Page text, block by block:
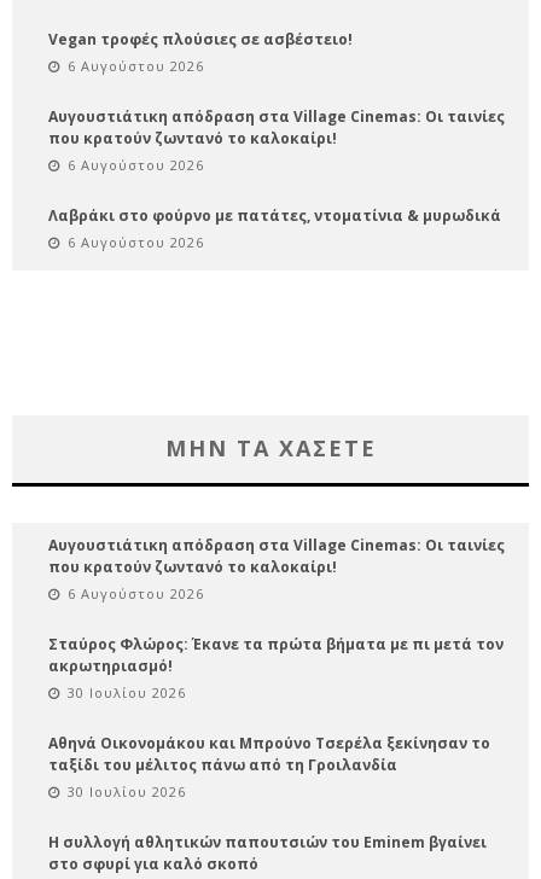
Vegan τροφές πλούσιες σε ασβέστειο!
6 Αυγούστου 2026
Αυγουστιάτικη απόδραση στα Village Cinemas: Οι ταινίες
που κρατούν ζωντανό το καλοκαίρι!
6 Αυγούστου 2026
Λαβράκι στο φούρνο με πατάτες, ντοματίνια & μυρωδικά
6 Αυγούστου 2026
ΜΗΝ ΤΑ ΧΑΣΕΤΕ
Αυγουστιάτικη απόδραση στα Village Cinemas: Οι ταινίες
που κρατούν ζωντανό το καλοκαίρι!
6 Αυγούστου 2026
Σταύρος Φλώρος: Έκανε τα πρώτα βήματα με πι μετά τον
ακρωτηριασμό!
30 Ιουλίου 2026
Αθηνά Οικονομάκου και Μπρούνο Τσερέλα ξεκίνησαν το
ταξίδι του μέλιτος πάνω από τη Γροιλανδία
30 Ιουλίου 2026
Η συλλογή αθλητικών παπουτσιών του Eminem βγαίνει
στο σφυρί για καλό σκοπό